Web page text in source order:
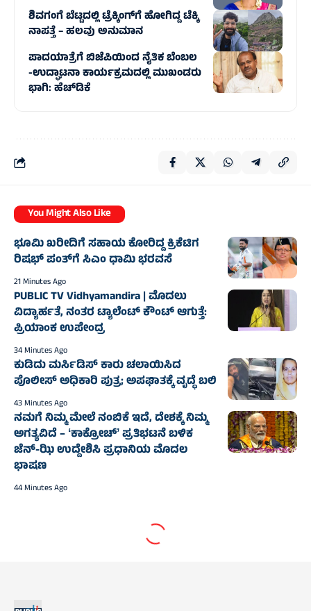
ಶಿವಗಂಗೆ ಬೆಟ್ಟದಲ್ಲಿ ಟ್ರೆಕ್ಕಿಂಗ್‌ಗೆ ಹೋಗಿದ್ದ ಟೆಕ್ಕಿ
ನಾಪತ್ತೆ – ಹಲವು ಅನುಮಾನ
ಪಾದಯಾತ್ರೆಗೆ ಬಿಜೆಪಿಯಿಂದ ನೈತಿಕ ಬೆಂಬಲ
-ಉದ್ಘಾಟನಾ ಕಾರ್ಯಕ್ರಮದಲ್ಲಿ ಮುಖಂಡರು
ಭಾಗಿ: ಹೆಚ್‌ಡಿಕೆ
You Might Also Like
ಭೂಮಿ ಖರೀದಿಗೆ ಸಹಾಯ ಕೋರಿದ್ದ ಕ್ರಿಕೆಟಿಗ
ರಿಷಭ್ ಪಂತ್‌ಗೆ ಸಿಎಂ ಧಾಮಿ ಭರವಸೆ
21 Minutes Ago
PUBLIC TV Vidhyamandira | ಮೊದಲು
ವಿದ್ಯಾರ್ಹತೆ, ನಂತರ ಟ್ಯಾಲೆಂಟ್ ಕೌಂಟ್ ಆಗುತ್ತೆ:
ಪ್ರಿಯಾಂಕ ಉಪೇಂದ್ರ
34 Minutes Ago
ಕುಡಿದು ಮರ್ಸಿಡಿಸ್‌ ಕಾರು ಚಲಾಯಿಸಿದ
ಪೊಲೀಸ್‌ ಅಧಿಕಾರಿ ಪುತ್ರ; ಅಪಘಾತಕ್ಕೆ ವೃದ್ಧೆ ಬಲಿ
43 Minutes Ago
ನಮಗೆ ನಿಮ್ಮ ಮೇಲೆ ನಂಬಿಕೆ ಇದೆ, ದೇಶಕ್ಕೆ ನಿಮ್ಮ
ಅಗತ್ಯವಿದೆ – ʻಕಾಕ್ರೋಚ್‌ʼ ಪ್ರತಿಭಟನೆ ಬಳಿಕ
ಜೆನ್-ಝಿ ಉದ್ದೇಶಿಸಿ ಪ್ರಧಾನಿಯ ಮೊದಲ
ಭಾಷಣ
44 Minutes Ago